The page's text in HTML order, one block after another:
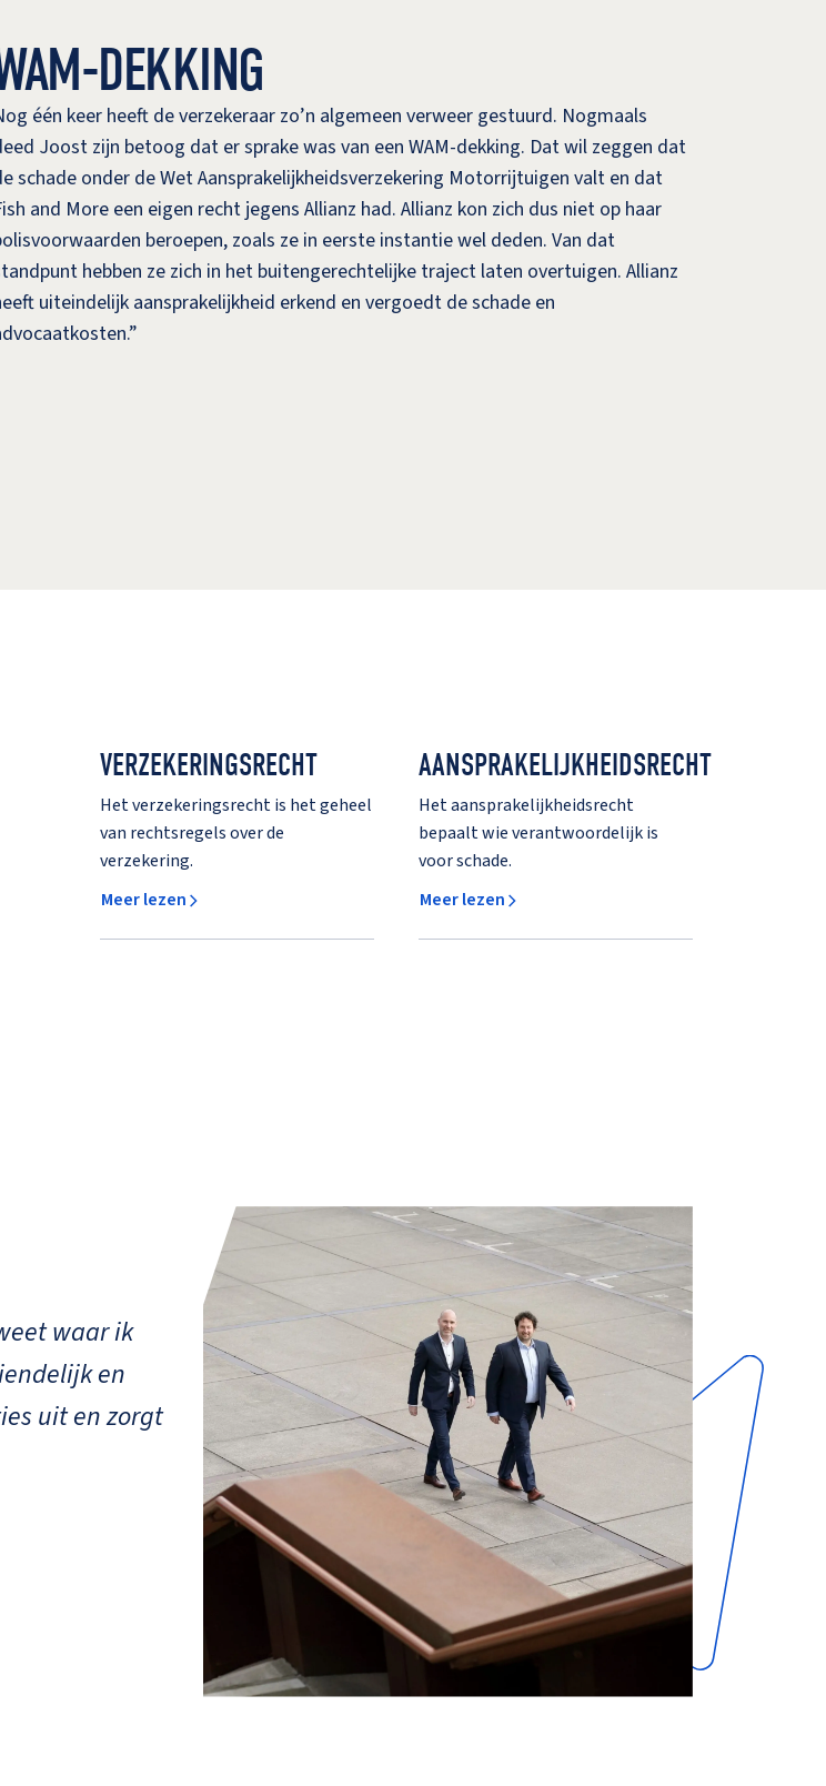
DEKKING
één keer heeft de verzekeraar zo’n algemeen verweer gestuurd. Nogmaals
Joost zijn betoog dat er sprake was van een WAM-dekking. Dat wil zeggen dat
schade onder de Wet Aansprakelijkheidsverzekering Motorrijtuigen valt en dat
and More een eigen recht jegens Allianz had. Allianz kon zich dus niet op haar
beroepen, zoals ze in eerste instantie wel deden. Van dat
hebben ze zich in het buitengerechtelijke traject laten overtuigen. Allianz
uiteindelijk aansprakelijkheid erkend en vergoedt de schade en
VERZEKERINGSRECHT
Het verzekeringsrecht is het geheel
van rechtsregels over de
verzekering.
Meer lezen
AANSPRAKELIJKHEIDSRECHT
Het aansprakelijkheidsrecht
bepaalt wie verantwoordelijk is
voor schade.
Meer lezen
waar ik
en
uit en zorgt
“Via onze accountant kwamen wij bij Joost in verband
geschil over een contract. Hij wees ons eerst op onze
rechtsbijstandverzekering. Die hebben dekking verleend
uitbesteed. Joost heeft op deskundige wijze onze zaak
behandeld en een uitstekend resultaat behaald zonder
voor onverwachte kosten kwamen te staan. Alles is
door de rechtsbijstandsverzekering. Wij zijn zeer
Joost en bevelen hem aan iedereen aan.”
Hans & Chrisan